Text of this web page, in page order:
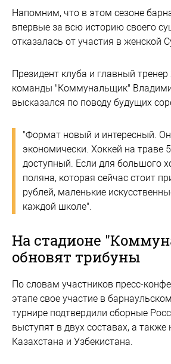
Напомним, что в этом сезоне
впервые за всю историю своего
отказалась от участия в женской
Президент клуба и главный тренер
команды "Коммунальщик"
высказался по поводу будущих
"Формат новый и интересный.
экономически. Хоккей на траве
доступный. Если для большого
поляна, которая сейчас стоит
рублей, маленькие
каждой школе".
На стадионе
обновят трибуны
По словам участников пресс-
этапе свое участие в
турнире подтвердили сборные
выступят в двух составах, а
Казахстана и Узбекистана.